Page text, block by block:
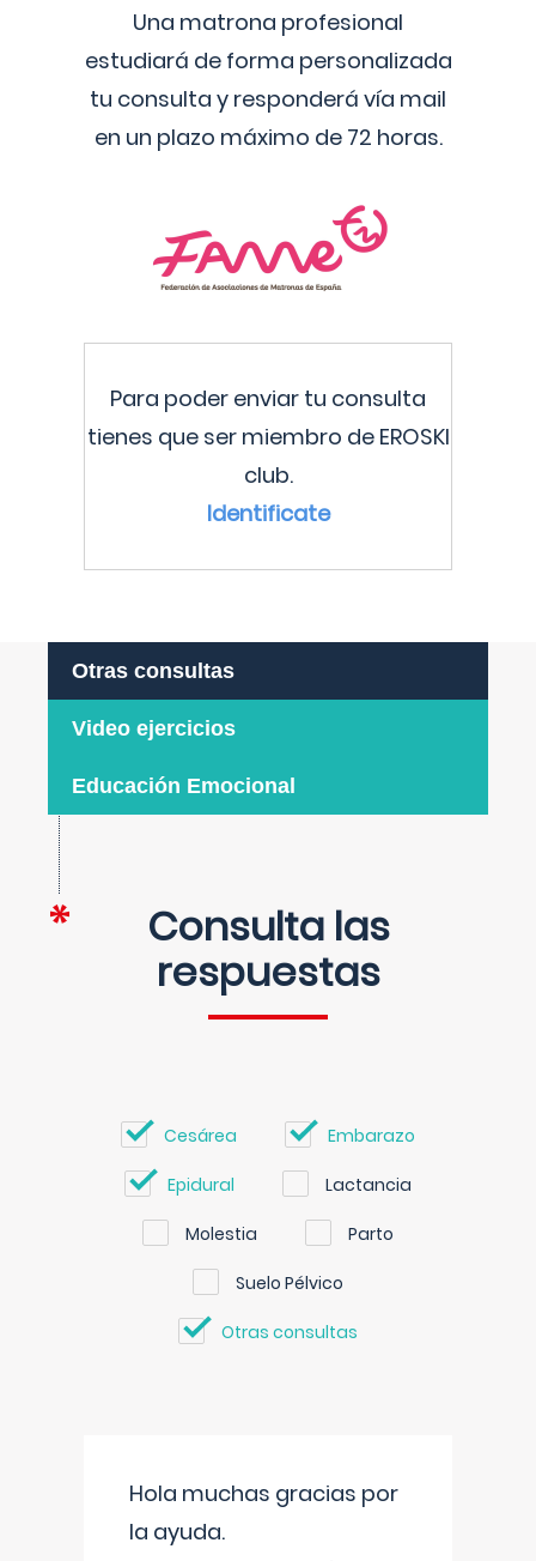
Una matrona profesional
estudiará de forma personalizada
tu consulta y responderá vía mail
en un plazo máximo de 72 horas.
Para poder enviar tu consulta
tienes que ser miembro de EROSKI
club.
Identificate
Otras consultas
Video ejercicios
Educación Emocional
Consulta las
respuestas
Cesárea Embarazo
Epidural Lactancia
Molestia Parto
Suelo Pélvico
Otras consultas
Hola muchas gracias por
la ayuda.